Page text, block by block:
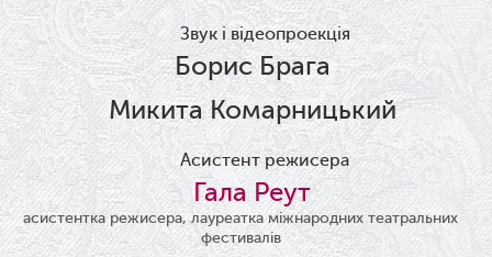
Звук і відеопроекція
Борис Брага
Микита Комарницький
Асистент режисера
Гала Реут
асистентка режисера, лауреатка міжнародних театральних
фестивалів